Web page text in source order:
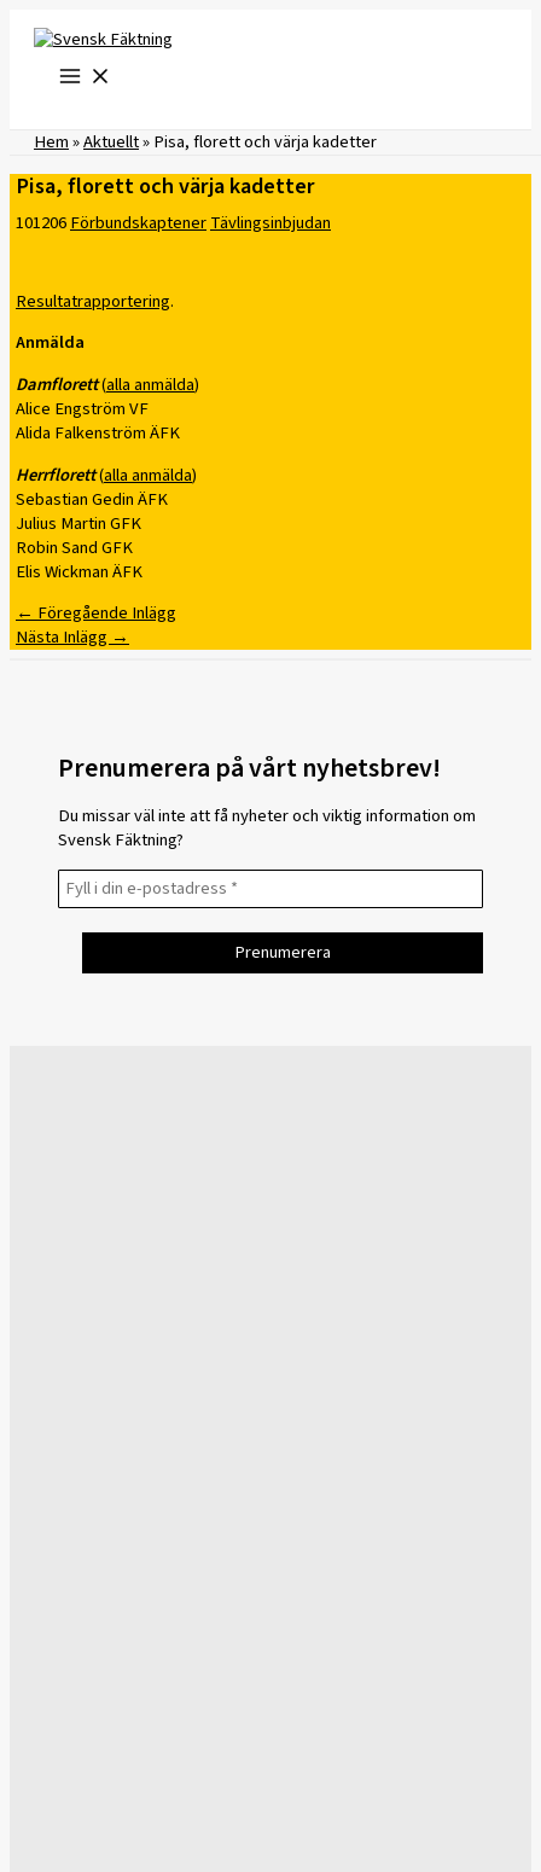
innehåll
Hem»Aktuellt»Pisa, florett och värja kadetter
Pisa, florett och värja kadetter
101206FörbundskaptenerTävlingsinbjudan
Resultatrapportering.
Anmälda
Damflorett(alla anmälda)
Alice Engström VF
Alida Falkenström ÄFK
Herrflorett(alla anmälda)
Sebastian Gedin ÄFK
Julius Martin GFK
Robin Sand GFK
Elis Wickman ÄFK
← Föregående Inlägg
Nästa Inlägg →
Prenumerera på vårt nyhetsbrev!
Du missar väl inte att få nyheter och viktig information om
Svensk Fäktning?